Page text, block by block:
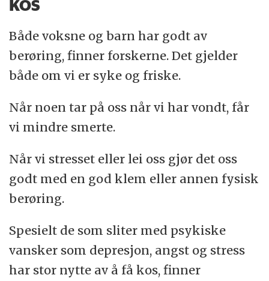
Både voksne og barn har godt av
berøring, finner forskerne. Det gjelder
både om vi er syke og friske.
Når noen tar på oss når vi har vondt, får
vi mindre smerte.
Når vi stresset eller lei oss gjør det oss
godt med en god klem eller annen fysisk
berøring.
Spesielt de som sliter med psykiske
vansker som depresjon, angst og stress
har stor nytte av å få kos, finner